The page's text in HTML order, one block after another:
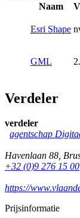
Naam
Esri Shape
GML
Verdeler
verdeler
agentschap
Havenlaan 88,
+32 (0)9 276 15 00
https://
Prijsinformatie